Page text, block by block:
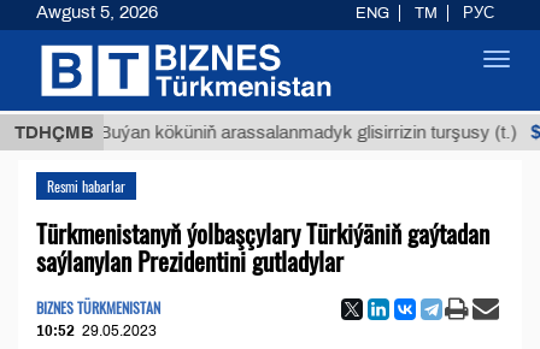
TDHÇMB
Buýan köküniň arassalanmadyk glisirrizin turşusy (t.)
Resmi habarlar
Türkmenistanyň ýolbaşçylary Türkiýäniň gaýtadan
saýlanylan Prezidentini gutladylar
BIZNES TÜRKMENISTAN
10:52 29.05.2023
Awgust 5, 2026 ENG TM РУС